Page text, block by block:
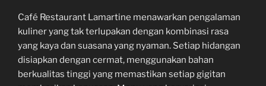
Café Restaurant Lamartine menawarkan pengalaman
kuliner yang tak terlupakan dengan kombinasi rasa
yang kaya dan suasana yang nyaman. Setiap hidangan
disiapkan dengan cermat, menggunakan bahan
berkualitas tinggi yang memastikan setiap gigitan